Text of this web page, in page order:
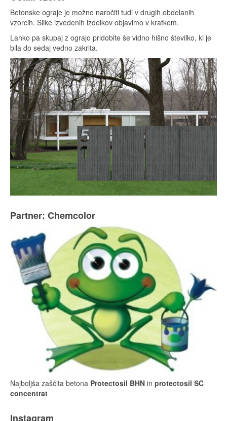
Betonske ograje je možno naročiti tudi v drugih obdelanih
vzorcih. Slike izvedenih izdelkov objavimo v kratkem.
Lahko pa skupaj z ograjo pridobite še vidno hišno številko, ki je
bila do sedaj vedno zakrita.
Partner: Chemcolor
Najboljša zaščita betona Protectosil BHN in protectosil SC
concentrat
Instagram